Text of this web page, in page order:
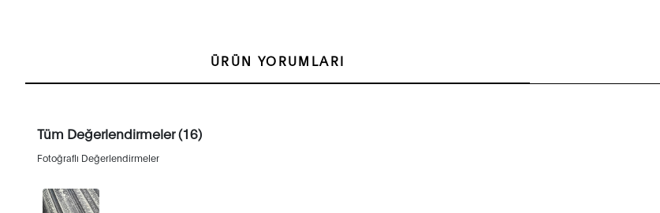
ÜRÜN YORUMLARI
Tüm Değerlendirmeler (16)
Fotoğraflı Değerlendirmeler